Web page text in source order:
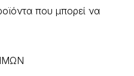
που μπορεί να